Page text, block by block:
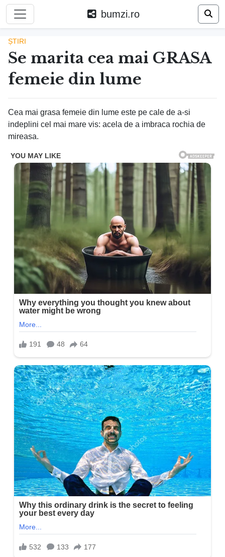
bumzi.ro
ȘTIRI
Se marita cea mai GRASA
femeie din lume
Cea mai grasa femeie din lume este pe cale de a-si
indeplini cel mai mare vis: acela de a imbraca rochia de
mireasa.